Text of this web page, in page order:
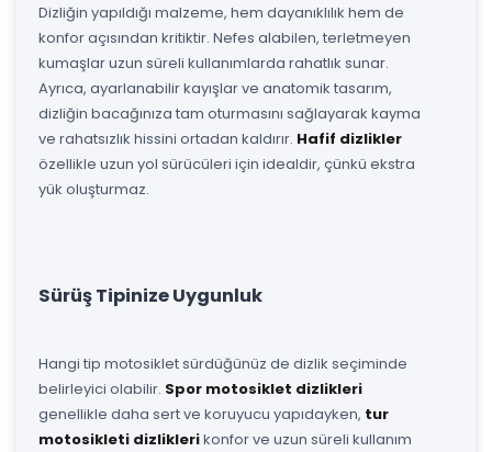
Dizliğin yapıldığı malzeme, hem dayanıklılık hem de
konfor açısından kritiktir. Nefes alabilen, terletmeyen
kumaşlar uzun süreli kullanımlarda rahatlık sunar.
Ayrıca, ayarlanabilir kayışlar ve anatomik tasarım,
dizliğin bacağınıza tam oturmasını sağlayarak kayma
ve rahatsızlık hissini ortadan kaldırır. Hafif dizlikler
özellikle uzun yol sürücüleri için idealdir, çünkü ekstra
yük oluşturmaz.
Sürüş Tipinize Uygunluk
Hangi tip motosiklet sürdüğünüz de dizlik seçiminde
belirleyici olabilir. Spor motosiklet dizlikleri
genellikle daha sert ve koruyucu yapıdayken, tur
motosikleti dizliklerikonfor ve uzun süreli kullanım